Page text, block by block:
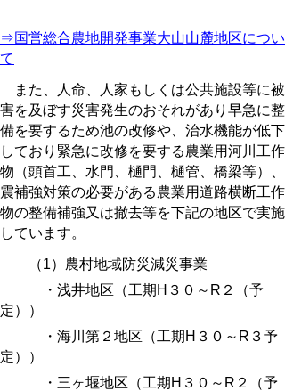
⇒国営総合農地開発事業大山山麓地区につい
て
また、人命、人家もしくは公共施設等に被
害を及ぼす災害発生のおそれがあり早急に整
備を要するため池の改修や、治水機能が低下
しており緊急に改修を要する農業用河川工作
物（頭首工、水門、樋門、樋管、橋梁等）、
震補強対策の必要がある農業用道路横断工作
物の整備補強又は撤去等を下記の地区で実施
しています。
（1）農村地域防災減災事業
・浅井地区（工期H３０～R２（予
定））
・海川第２地区（工期H３０～R３予
定））
・三ヶ堰地区（工期H３０～R２（予